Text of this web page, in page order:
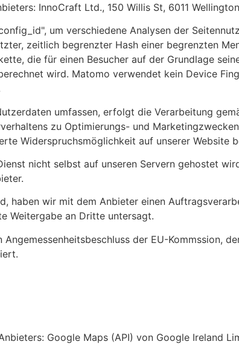
InnoCraft Ltd., 150 Willis St, 6011
um verschiedene Analysen der
zeitlich begrenzter Hash einer begrenzten
die für einen Besucher auf der Grundlage
wird. Matomo verwendet kein Device
umfassen, erfolgt die Verarbeitung
zu Optimierungs- und
Widerspruchsmöglichkeit auf unserer Website
nicht selbst auf unseren Servern gehostet
haben wir mit dem Anbieter einen
Weitergabe an Dritte untersagt.
der EU-Kommssion,
Google Maps (API) von Google Ireland